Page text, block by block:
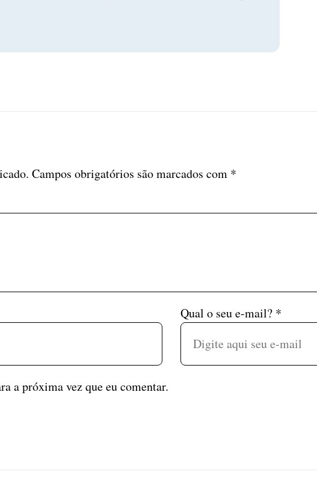
Campos obrigatórios são marcados com *
Qual o seu e-mail? *
a próxima vez que eu comentar.